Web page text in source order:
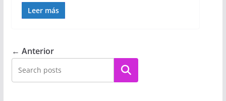
Leer más
← Anterior
Buscar